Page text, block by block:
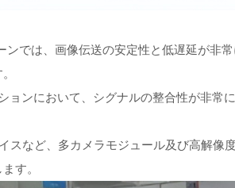
ンでは、画像伝送の安定性と低遅延が非
ョンにおいて、シグナルの整合性が非常
スなど、多カメラモジュール及び高解像
す。